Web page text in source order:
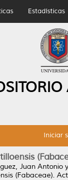
Estadísticas
Iniciar
Juan Antonio
(Fabaceae).